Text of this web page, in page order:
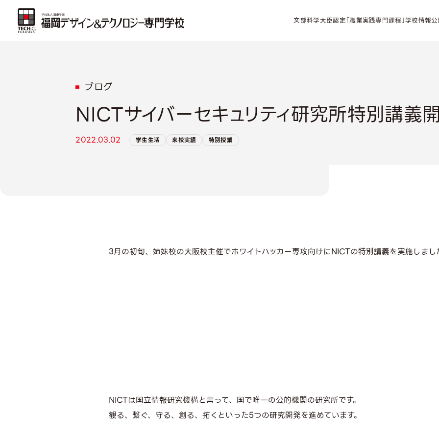
文部科学大臣認定「職業実践専門課程」学校情報
ブログ
NICTサイバーセキュリティ研究所特別講義
2022.03.02 学生生活 来校実績 特別授業
3月の初旬、姉妹校の大阪校主催でホワイトハッカー専攻向けにNICTの特別講義を実施しまし
NICTは国立情報研究機構と言って、国で唯一の公的機関の研究所です。
観る、繋ぐ、守る、創る、拓くといった5つの研究開発を進めています。